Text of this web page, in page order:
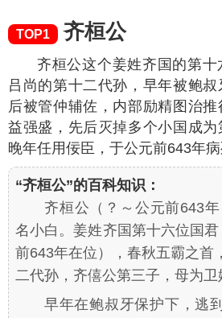
TOP1 齐桓公
齐桓公这个姜姓齐国的第
吕尚的第十二代孙，早年被鲍
后被管仲辅佐，内部励精图治推
益强盛，先后灭掉多个小国成
晚年任用佞臣，于公元前643年病
“齐桓公”的百科知识：
齐桓公（？～公元前643
名小白。姜姓齐国第十六位国
前643年在位），春秋五霸之首
二代孙，齐僖公第三子，母为卫
早年在鲍叔牙保护下，逃